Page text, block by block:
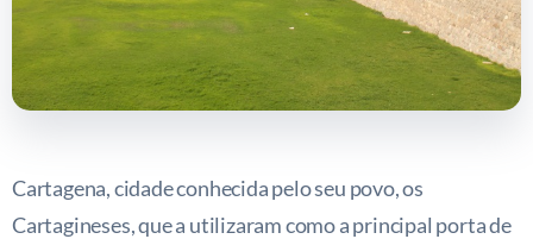
Cartagena, cidade conhecida pelo seu povo, os
Cartagineses, que a utilizaram como a principal porta de